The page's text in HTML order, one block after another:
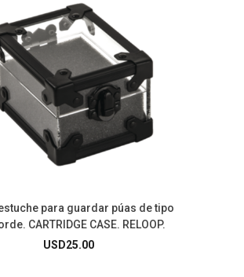
para guardar púas de tipo
CARTRIDGE CASE. RELOOP.
USD25.00